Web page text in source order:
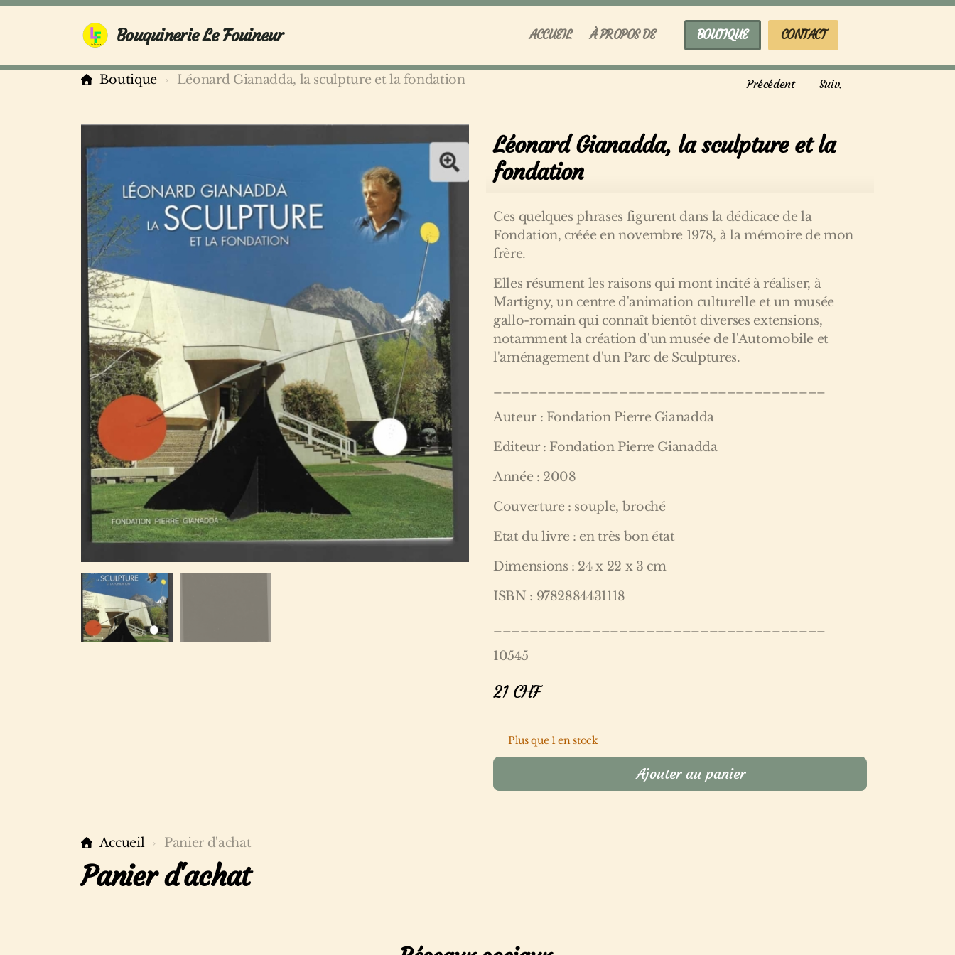
Bouquinerie Le Fouineur ACCUEIL À PROPOS DE BOUTIQUE CONTACT
Précédent Suiv.
Boutique Léonard Gianadda, la sculpture et la fondation
Léonard Gianadda, la sculpture et la
fondation
Ces quelques phrases figurent dans la dédicace de la
Fondation, créée en novembre 1978, à la mémoire de mon
frère.
Elles résument les raisons qui mont incité à réaliser, à
Martigny, un centre d'animation culturelle et un musée
gallo-romain qui connaît bientôt diverses extensions,
notamment la création d'un musée de l'Automobile et
l'aménagement d'un Parc de Sculptures.
Auteur : Fondation Pierre Gianadda
Editeur : Fondation Pierre Gianadda
Année : 2008
Couverture : souple, broché
Etat du livre : en très bon état
Dimensions : 24 x 22 x 3 cm
ISBN : 9782884431118
10545
21CHF
Plus que 1 en stock
Ajouter au panier
Accueil Panier d'achat
Panier d'achat